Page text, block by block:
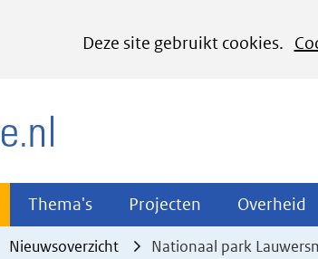
Deze site gebruikt cookies.
Actueel
Uitklappen
Thema's Thema's
Uitklappen
Projecten Projecten
Uitklappen
Overheid
Nieuwsoverzicht Nationaal park